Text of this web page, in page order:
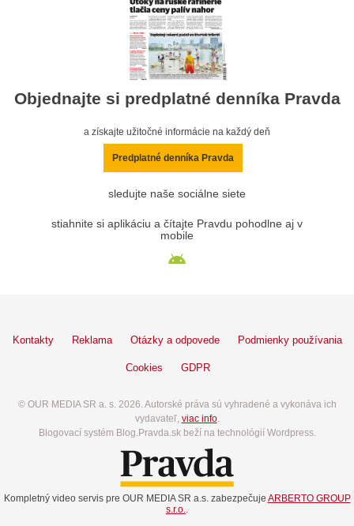
Objednajte si predplatné denníka Pravda
a získajte užitočné informácie na každý deň
Predplatné denníka Pravda
sledujte naše sociálne siete
stiahnite si aplikáciu a čítajte Pravdu pohodlne aj v
mobile
Kontakty Reklama Otázky a odpovede Podmienky používania
Cookies GDPR
© OUR MEDIA SR a. s. 2026. Autorské práva sú vyhradené a vykonáva ich
vydavateľ, viac info.
Blogovací systém Blog.Pravda.sk beží na technológií Wordpress.
Kompletný video servis pre OUR MEDIA SR a.s. zabezpečuje ARBERTO GROUP
s.r.o..